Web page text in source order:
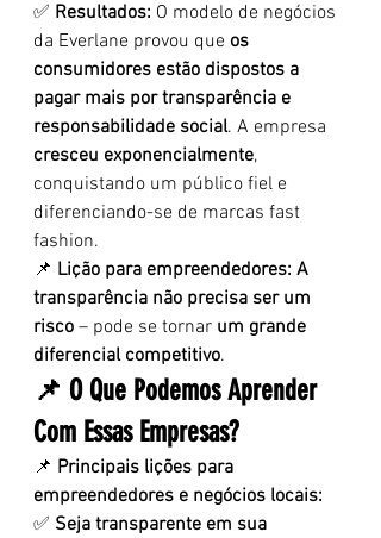
✅ Resultados: O modelo de negócios
da Everlane provou que os
consumidores estão dispostos a
pagar mais por transparência e
responsabilidade social. A empresa
cresceu exponencialmente,
conquistando um público fiel e
diferenciando-se de marcas fast
fashion.
📌 Lição para empreendedores: A
transparência não precisa ser um
risco – pode se tornar um grande
diferencial competitivo.
📌 O Que Podemos Aprender
Com Essas Empresas?
📌 Principais lições para
empreendedores e negócios locais:
✅ Seja transparente em sua